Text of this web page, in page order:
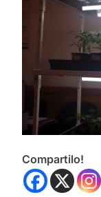
Compartilo!